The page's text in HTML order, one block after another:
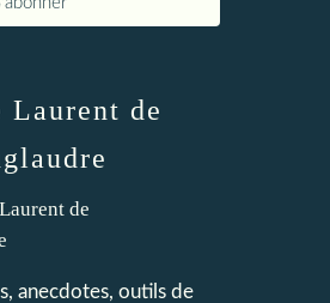
Laurent de
anecdotes, outils de